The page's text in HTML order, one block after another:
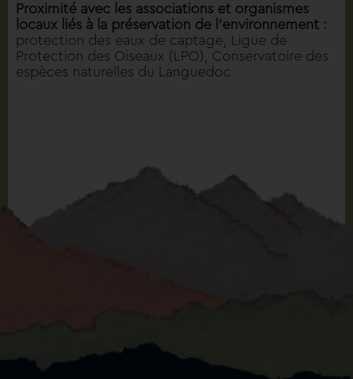
Proximité avec les associations et organismes
locaux liés à la préservation de l’environnement :
protection des eaux de captage, Ligue de
Protection des Oiseaux (LPO), Conservatoire des
espèces naturelles du Languedoc